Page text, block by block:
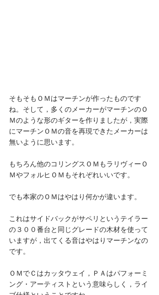
そもそもＯＭはマーチンが作ったものです
ね。そして，多くのメーカーがマーチンのＯ
Ｍのような形のギターを作りましたが，実際
にマーチンＯＭの音を再現できたメーカーは
無いように思います。
もちろん他のコリングスＯＭもラリヴィーＯ
ＭやフォルヒＯＭもそれぞれいいです。
でも本家のＯＭはやはり何かが違います。
これはサイドバックがサペリというテイラー
の３００番台と同じグレードの木材を使って
いますが，出てくる音はやはりマーチンなの
です。
ＯＭでＣはカッタウェイ，ＰＡはパフォーミ
ング・アーティストという意味らしく，ライ